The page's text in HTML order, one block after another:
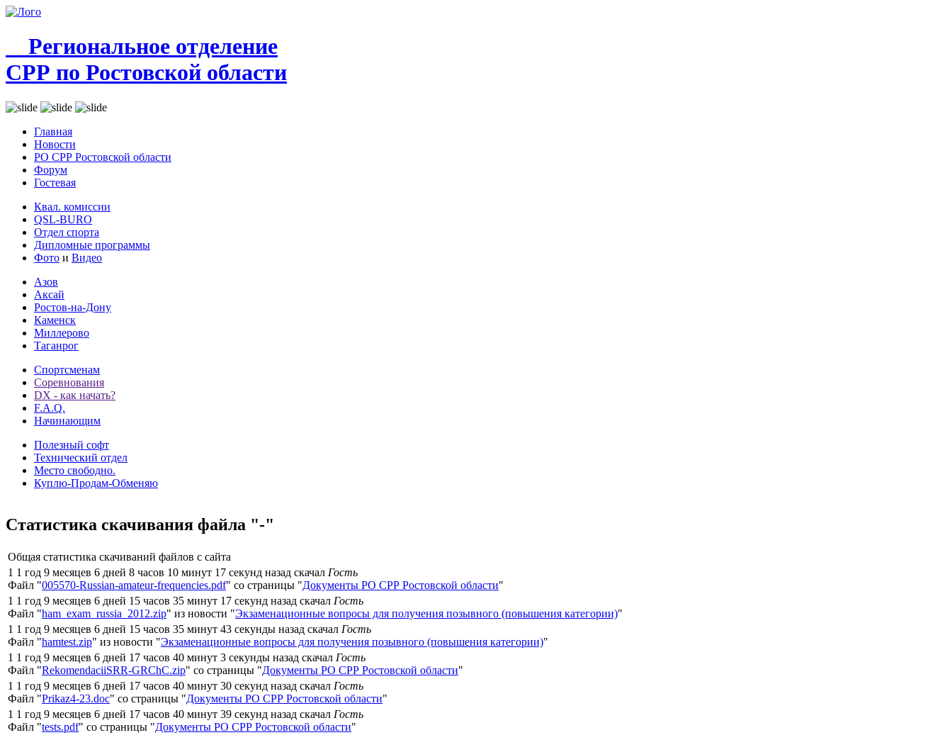
Региональное отделение
СРР по Ростовской области
Главная
Новости
РО СРР Ростовской области
Форум
Гостевая
Квал. комиссии
QSL-BURO
Отдел спорта
Дипломные программы
Фото и Видео
Азов
Аксай
Ростов-на-Дону
Каменск
Миллерово
Таганрог
Спортсменам
Соревнования
DX - как начать?
F.A.Q.
Начинающим
Полезный софт
Технический отдел
Место свободно.
Куплю-Продам-Обменяю
Статистика скачивания файла "-"
Общая статистика скачиваний файлов с сайта
1 1 год 9 месяцев 6 дней 8 часов 10 минут 17 секунд назад скачал Гость
Файл "005570-Russian-amateur-frequencies.pdf" со страницы "Документы РО СРР Ростовской области"
1 1 год 9 месяцев 6 дней 15 часов 35 минут 17 секунд назад скачал Гость
Файл "ham_exam_russia_2012.zip" из новости "Экзаменационные вопросы для получения позывного (повышения категории)"
1 1 год 9 месяцев 6 дней 15 часов 35 минут 43 секунды назад скачал Гость
Файл "hamtest.zip" из новости "Экзаменационные вопросы для получения позывного (повышения категории)"
1 1 год 9 месяцев 6 дней 17 часов 40 минут 3 секунды назад скачал Гость
Файл "RekomendaciiSRR-GRChC.zip" со страницы "Документы РО СРР Ростовской области"
1 1 год 9 месяцев 6 дней 17 часов 40 минут 30 секунд назад скачал Гость
Файл "Prikaz4-23.doc" со страницы "Документы РО СРР Ростовской области"
1 1 год 9 месяцев 6 дней 17 часов 40 минут 39 секунд назад скачал Гость
Файл "tests.pdf" со страницы "Документы РО СРР Ростовской области"